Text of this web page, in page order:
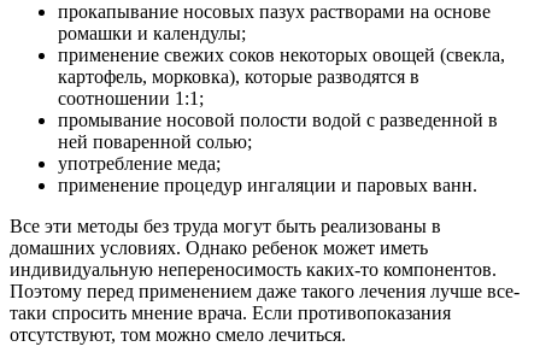
прокапывание носовых пазух растворами на основе
ромашки и календулы;
применение свежих соков некоторых овощей (свекла,
картофель, морковка), которые разводятся в
соотношении 1:1;
промывание носовой полости водой с разведенной в
ней поваренной солью;
употребление меда;
применение процедур ингаляции и паровых ванн.
Все эти методы без труда могут быть реализованы в
домашних условиях. Однако ребенок может иметь
индивидуальную непереносимость каких-то компонентов.
Поэтому перед применением даже такого лечения лучше все-
таки спросить мнение врача. Если противопоказания
отсутствуют, том можно смело лечиться.